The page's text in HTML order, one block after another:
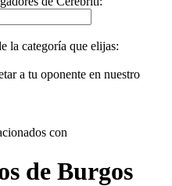
la categoría que elijas:
a tu oponente en nuestro
con
de Burgos